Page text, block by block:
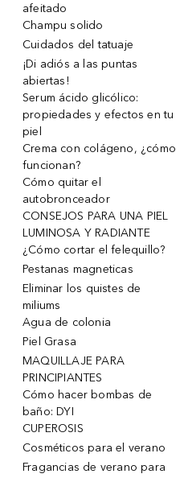
afeitado
Champu solido
Cuidados del tatuaje
¡Di adiós a las puntas
abiertas!
Serum ácido glicólico:
propiedades y efectos en tu
piel
Crema con colágeno, ¿cómo
funcionan?
Cómo quitar el
autobronceador
CONSEJOS PARA UNA PIEL
LUMINOSA Y RADIANTE
¿Cómo cortar el felequillo?
Pestanas magneticas
Eliminar los quistes de
miliums
Agua de colonia
Piel Grasa
MAQUILLAJE PARA
PRINCIPIANTES
Cómo hacer bombas de
baño: DYI
CUPEROSIS
Cosméticos para el verano
Fragancias de verano para